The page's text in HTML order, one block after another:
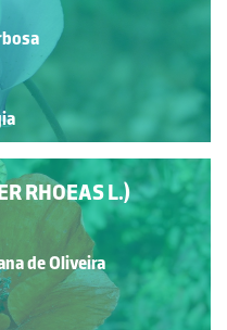
RHOEAS L.)
de Oliveira